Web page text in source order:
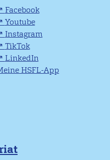
Facebook
Youtube
Instagram
TikTok
LinkedIn
HSFL-App